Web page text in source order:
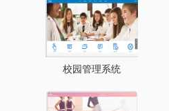
校园管理系统